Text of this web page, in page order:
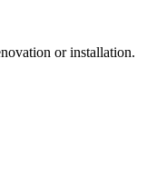
or installation.